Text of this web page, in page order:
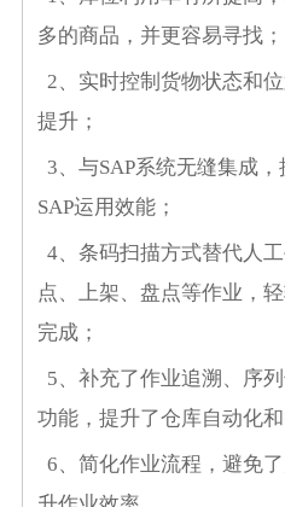
多的商品，并更容易寻找；
2、实时控制货物状态和
提升；
3、与SAP系统无缝集成
SAP运用效能；
4、条码扫描方式替代人
点、上架、盘点等作业，
完成；
5、补充了作业追溯、序
功能，提升了仓库自动化和
6、简化作业流程，避免